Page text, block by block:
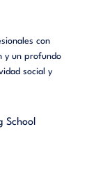
con
y un profundo
social y
School